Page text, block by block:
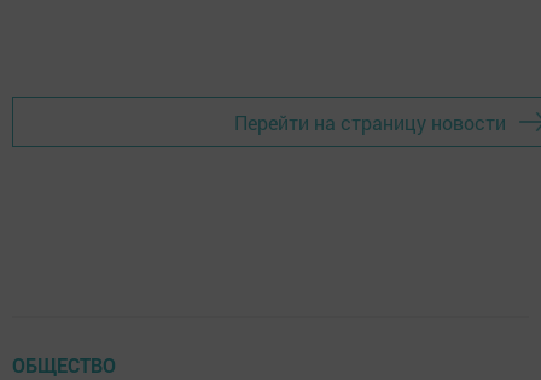
Перейти на страницу новости
ОБЩЕСТВО